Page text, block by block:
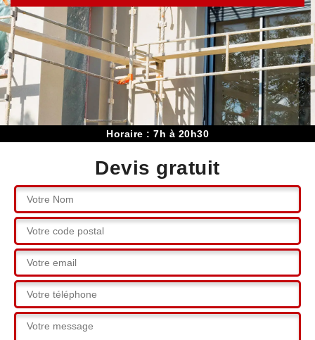
Horaire : 7h à 20h30
Devis gratuit